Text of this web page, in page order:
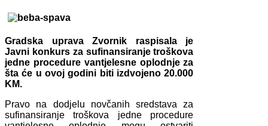
Gradska uprava Zvornik raspisala je
Javni konkurs za sufinansiranje troškova
jedne procedure vantjelesne oplodnje za
šta će u ovoj godini biti izdvojeno 20.000
KM.
Pravo na dodjelu novčanih sredstava za
sufinansiranje troškova jedne procedure